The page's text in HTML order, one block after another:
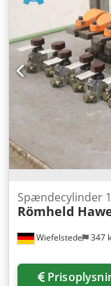
Wiefelstede 347
Spændecylinder
Römheld